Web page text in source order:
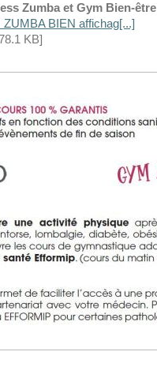
Zumba et Gym Bien-être
BIEN affichag[...]
KB]